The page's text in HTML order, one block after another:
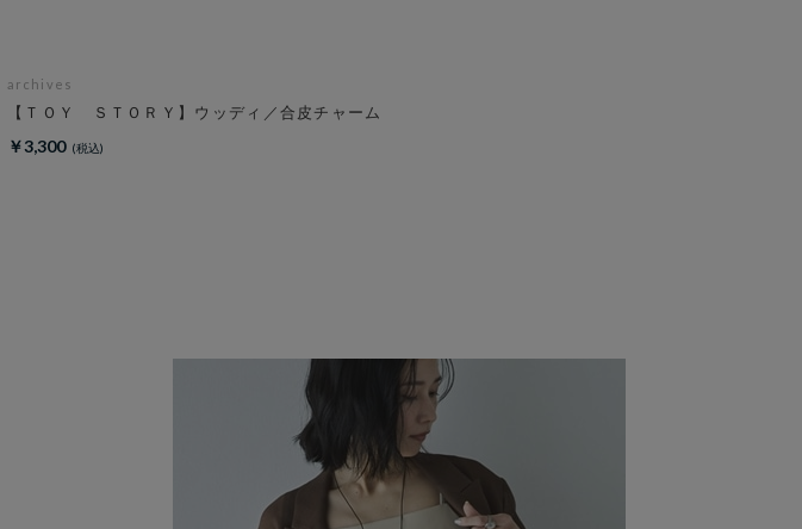
archives
【ＴＯＹ ＳＴＯＲＹ】ウッディ／合皮チャーム
￥3,300